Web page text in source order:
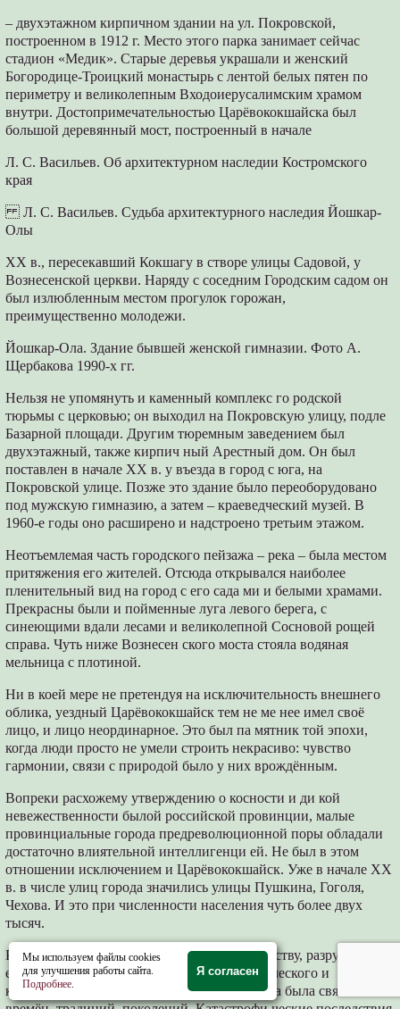
– двухэтажном кирпичном здании на ул. Покровской,
построенном в 1912 г. Место этого парка занимает сейчас
стадион «Медик». Старые деревья украшали и женский
Богородице-Троицкий монастырь с лентой белых пятен по
периметру и великолепным Входоиерусалимским храмом
внутри. Достопримечательностью Царёвококшайска был
большой деревянный мост, построенный в начале
Л. С. Васильев. Об архитектурном наследии Костромского
края
Л. С. Васильев. Судьба архитектурного наследия Йошкар-
Олы
XX в., пересекавший Кокшагу в створе улицы Садовой, у
Вознесенской церкви. Наряду с соседним Городским садом он
был излюбленным местом прогулок горожан,
преимущественно молодежи.
Йошкар-Ола. Здание бывшей женской гимназии. Фото А.
Щербакова 1990-х гг.
Нельзя не упомянуть и каменный комплекс го родской
тюрьмы с церковью; он выходил на Покровскую улицу, подле
Базарной площади. Другим тюремным заведением был
двухэтажный, также кирпич ный Арестный дом. Он был
поставлен в начале XX в. у въезда в город с юга, на
Покровской улице. Позже это здание было переоборудовано
под мужскую гимназию, а затем – краеведческий музей. В
1960-е годы оно расширено и надстроено третьим этажом.
Неотъемлемая часть городского пейзажа – река – была местом
притяжения его жителей. Отсюда открывался наиболее
пленительный вид на город с его сада ми и белыми храмами.
Прекрасны были и пойменные луга левого берега, с
синеющими вдали лесами и великолепной Сосновой рощей
справа. Чуть ниже Вознесен ского моста стояла водяная
мельница с плотиной.
Ни в коей мере не претендуя на исключительность внешнего
облика, уездный Царёвококшайск тем не ме нее имел своё
лицо, и лицо неординарное. Это был па мятник той эпохи,
когда люди просто не умели строить некрасиво: чувство
гармонии, связи с природой было у них врождённым.
Вопреки расхожему утверждению о косности и ди кой
невежественности былой российской провинции, малые
провинциальные города предреволюционной поры обладали
достаточно влиятельной интеллигенци ей. Не был в этом
отношении исключением и Царёвококшайск. Уже в начале XX
в. в числе улиц города значились улицы Пушкина, Гоголя,
Чехова. И это при численности населения чуть более двух
тысяч.
Революция 1917 г., антироссийская по существу, разрушила
естественную последовательность экономического и
культурного развития государства. Оборвана была связь
Мы используем файлы cookies
для улучшения работы сайта.
Подробнее.
Я согласен